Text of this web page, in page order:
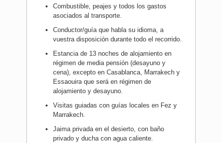
Combustible, peajes y todos los gastos
asociados al transporte.
Conductor/guía que habla su idioma, a
vuestra disposición durante todo el recorrido.
Estancia de 13 noches de alojamiento en
régimen de media pensión (desayuno y
cena), excepto en Casablanca, Marrakech y
Essaouira que será en régimen de
alojamiento y desayuno.
Visitas guiadas con guías locales en Fez y
Marrakech.
Jaima privada en el desierto, con baño
privado y ducha con agua caliente.